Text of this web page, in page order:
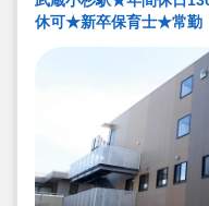
休可★新卒保育士★常勤